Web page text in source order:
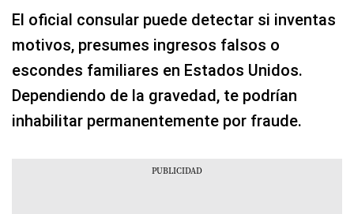
El oficial consular puede detectar si inventas
motivos, presumes ingresos falsos o
escondes familiares en Estados Unidos.
Dependiendo de la gravedad, te podrían
inhabilitar permanentemente por fraude.